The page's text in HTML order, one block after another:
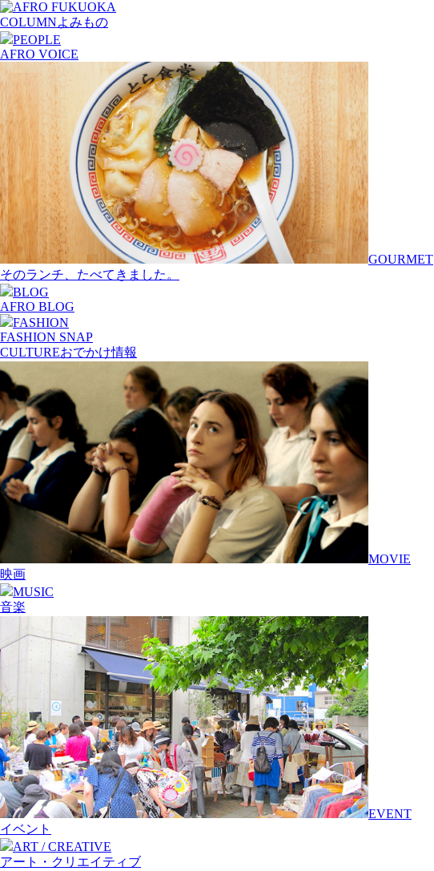
COLUMNよみもの
PEOPLE
AFRO VOICE
GOURMET
そのランチ、たべてきました。
BLOG
AFRO BLOG
FASHION
FASHION SNAP
CULTUREおでかけ情報
MOVIE
映画
MUSIC
音楽
EVENT
イベント
ART / CREATIVE
アート・クリエイティブ